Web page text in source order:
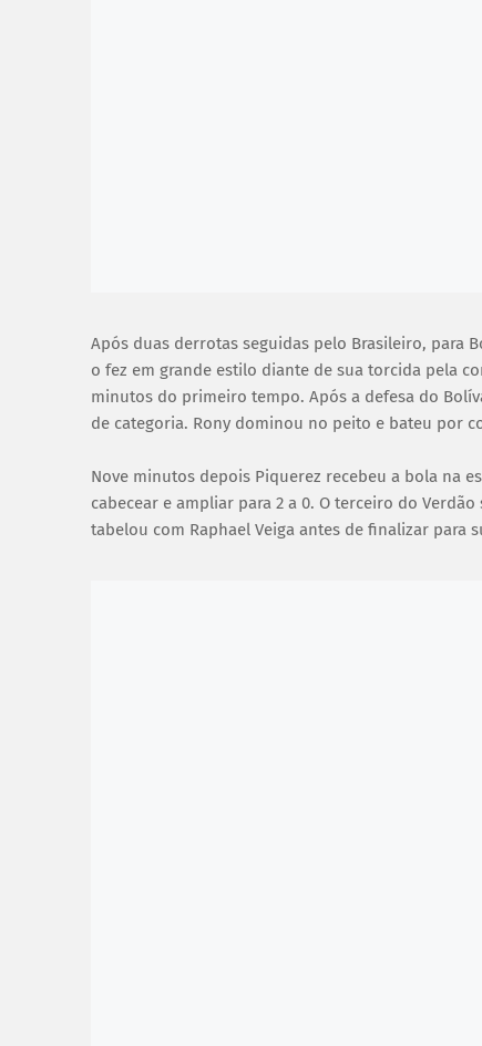
Após duas derrotas seguidas pelo Brasileiro, para
o fez em grande estilo diante de sua torcida pela
minutos do primeiro tempo. Após a defesa do
de categoria. Rony dominou no peito e bateu por
Nove minutos depois Piquerez recebeu a bola na
cabecear e ampliar para 2 a 0. O terceiro do
tabelou com Raphael Veiga antes de finalizar para